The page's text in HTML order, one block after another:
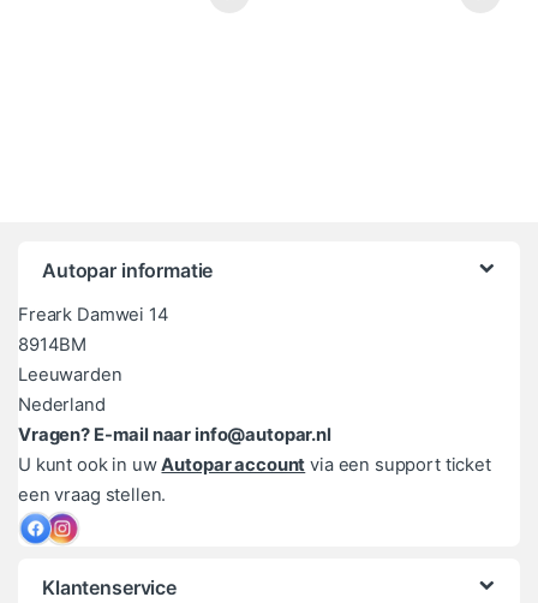
Autopar informatie
Freark Damwei 14
8914BM
Leeuwarden
Nederland
Vragen? E-mail naar info@autopar.nl
U kunt ook in uwAutopar account via een support ticket
een vraag stellen.
Klantenservice